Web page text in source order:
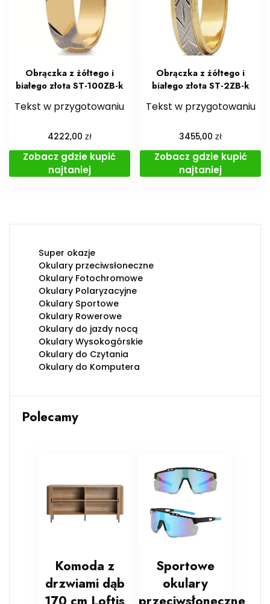
Obrączka z żółtego i
białego złota ST-100ZB-k
Tekst w przygotowaniu
4222,00 zł
Zobacz gdzie kupić
najtaniej
Obrączka z żółtego i
białego złota ST-2ZB-k
Tekst w przygotowaniu
3455,00zł
Zobacz gdzie kupić
najtaniej
Super okazje
Okulary przeciwsłoneczne
Okulary Fotochromowe
Okulary Polaryzacyjne
Okulary Sportowe
Okulary Rowerowe
Okulary do jazdy nocą
Okulary Wysokogórskie
Okulary do Czytania
Okulary do Komputera
Polecamy
Komoda z
drzwiami dąb
Sportowe
okulary